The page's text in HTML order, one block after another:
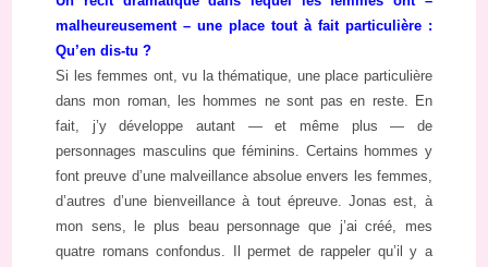
malheureusement – une place tout à fait particulière :
Qu’en dis-tu ?
Si les femmes ont, vu la thématique, une place particulière
dans mon roman, les hommes ne sont pas en reste. En
fait, j’y développe autant — et même plus — de
personnages masculins que féminins. Certains hommes y
font preuve d’une malveillance absolue envers les femmes,
d’autres d’une bienveillance à tout épreuve. Jonas est, à
mon sens, le plus beau personnage que j’ai créé, mes
quatre romans confondus. Il permet de rappeler qu’il y a